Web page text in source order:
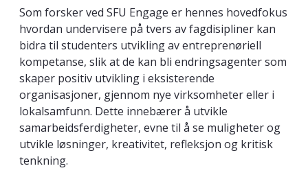
Som forsker ved SFU Engage er hennes hovedfokus
hvordan undervisere på tvers av fagdisipliner kan
bidra til studenters utvikling av entreprenøriell
kompetanse, slik at de kan bli endringsagenter som
skaper positiv utvikling i eksisterende
organisasjoner, gjennom nye virksomheter eller i
lokalsamfunn. Dette innebærer å utvikle
samarbeidsferdigheter, evne til å se muligheter og
utvikle løsninger, kreativitet, refleksjon og kritisk
tenkning.